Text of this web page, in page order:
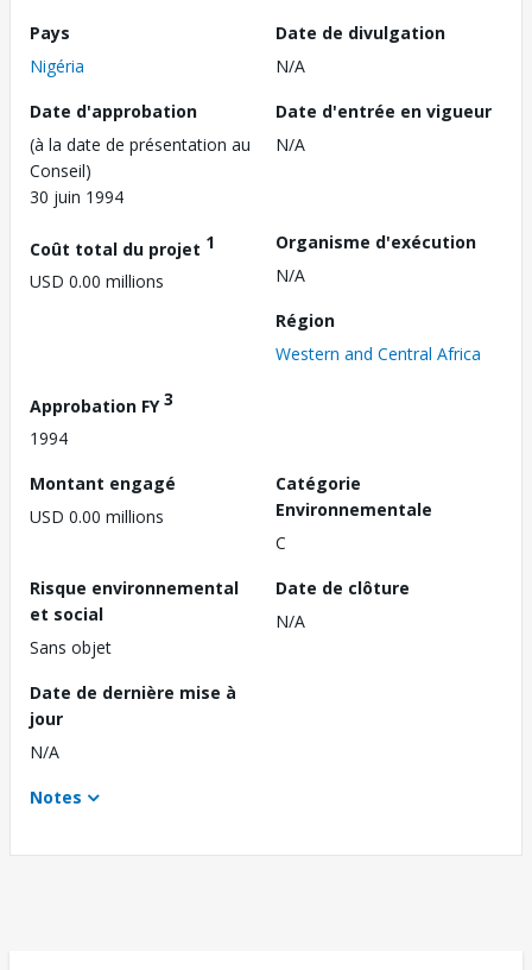
Pays
Nigéria
Date de divulgation
N/A
Date d'approbation
(à la date de présentation au
Conseil)
30 juin 1994
Date d'entrée en vigueur
N/A
Coût total du projet 1
USD 0.00 millions
Organisme d'exécution
N/A
Région
Western and Central Africa
Approbation FY3
1994
Montant engagé
USD 0.00 millions
Catégorie
Environnementale
C
Risque environnemental
et social
Sans objet
Date de clôture
N/A
Date de dernière mise à
jour
N/A
Notes